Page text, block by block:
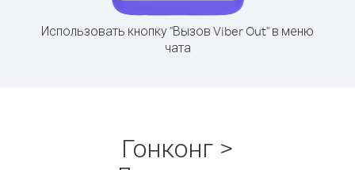
Использовать кнопку "Вызов Viber Out" в меню
чата
Гонконг >